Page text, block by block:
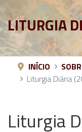
LITURGIA
INÍCIO
Liturgia Diária
Liturgia